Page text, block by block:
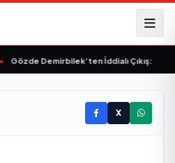
Gözde Demirbilek’ten İddialı Çıkış: “Son
X